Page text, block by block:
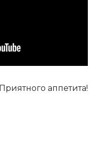
Приятного аппетита!